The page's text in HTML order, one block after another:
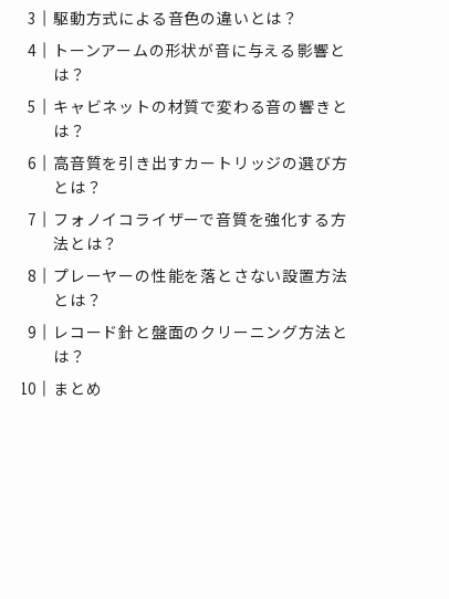
駆動方式による音色の違いとは？
トーンアームの形状が音に与える影響と
は？
キャビネットの材質で変わる音の響きと
は？
高音質を引き出すカートリッジの選び方
とは？
フォノイコライザーで音質を強化する方
法とは？
プレーヤーの性能を落とさない設置方法
とは？
レコード針と盤面のクリーニング方法と
は？
まとめ